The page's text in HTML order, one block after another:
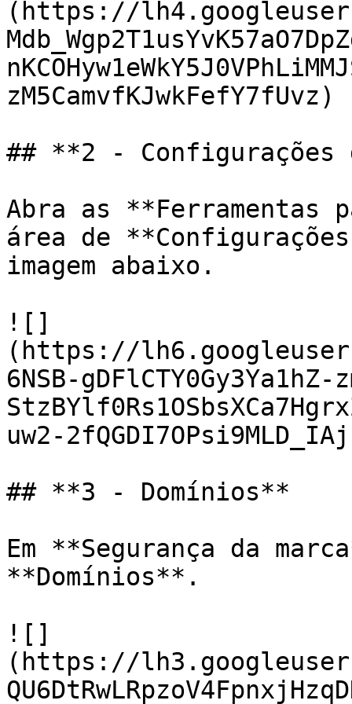
(https://
zM5CamvfKJwkFefY7fUvz)
## **2 - Configurações
Abra as **Ferramentas
área de
imagem abaixo.
![]
(https://
6NSB-gDFlCTY0Gy3Ya1hZ-
uw2-
## **3 - Domínios**
Em **Segurança da
**Domínios**.
![]
(https://